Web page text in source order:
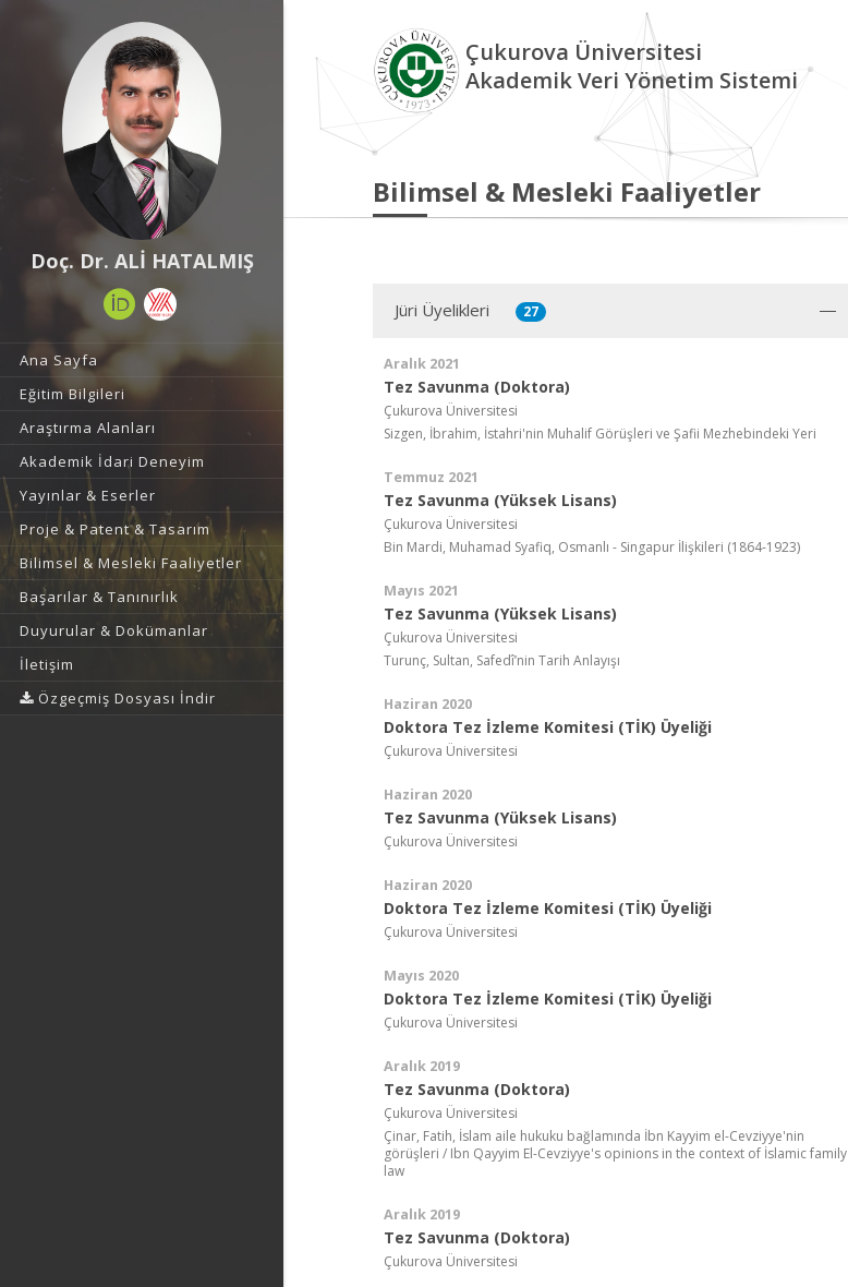
Doç. Dr. ALİ HATALMIŞ
Ana Sayfa
Eğitim Bilgileri
Araştırma Alanları
Akademik İdari Deneyim
Yayınlar & Eserler
Proje & Patent & Tasarım
Bilimsel & Mesleki Faaliyetler
Başarılar & Tanınırlık
Duyurular & Dokümanlar
İletişim
Özgeçmiş Dosyası İndir
Çukurova Üniversitesi
Akademik Veri Yönetim Sistemi
Bilimsel & Mesleki Faaliyetler
Jüri Üyelikleri 27
Aralık 2021
Tez Savunma (Doktora)
Çukurova Üniversitesi
Sizgen, İbrahim, İstahri'nin Muhalif Görüşleri ve Şafii Mezhebindeki Yeri
Temmuz 2021
Tez Savunma (Yüksek Lisans)
Çukurova Üniversitesi
Bin Mardi, Muhamad Syafiq, Osmanlı - Singapur İlişkileri (1864-1923)
Mayıs 2021
Tez Savunma (Yüksek Lisans)
Çukurova Üniversitesi
Turunç, Sultan, Safedî’nin Tarih Anlayışı
Haziran 2020
Doktora Tez İzleme Komitesi (TİK) Üyeliği
Çukurova Üniversitesi
Haziran 2020
Tez Savunma (Yüksek Lisans)
Çukurova Üniversitesi
Haziran 2020
Doktora Tez İzleme Komitesi (TİK) Üyeliği
Çukurova Üniversitesi
Mayıs 2020
Doktora Tez İzleme Komitesi (TİK) Üyeliği
Çukurova Üniversitesi
Aralık 2019
Tez Savunma (Doktora)
Çukurova Üniversitesi
Çinar, Fatih, İslam aile hukuku bağlamında İbn Kayyim el-Cevziyye'nin
görüşleri / Ibn Qayyim El-Cevziyye's opinions in the context of İslamic family
law
Aralık 2019
Tez Savunma (Doktora)
Çukurova Üniversitesi